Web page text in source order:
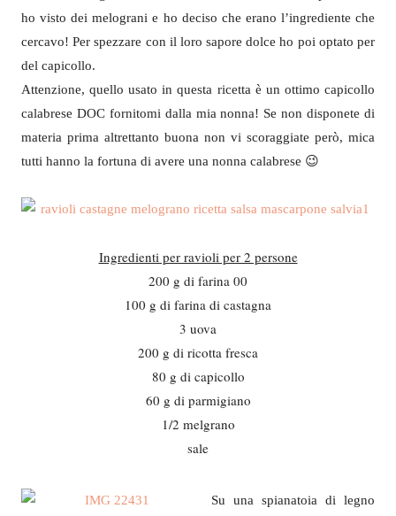
ho visto dei melograni e ho deciso che erano l’ingrediente che
cercavo! Per spezzare con il loro sapore dolce ho poi optato per
del capicollo.
Attenzione, quello usato in questa ricetta è un ottimo capicollo
calabrese DOC fornitomi dalla mia nonna! Se non disponete di
materia prima altrettanto buona non vi scoraggiate però, mica
tutti hanno la fortuna di avere una nonna calabrese 😉
Ingredienti per ravioli per 2 persone
200 g di farina 00
100 g di farina di castagna
3 uova
200 g di ricotta fresca
80 g di capicollo
60 g di parmigiano
1/2 melgrano
sale
Su una spianatoia di legno